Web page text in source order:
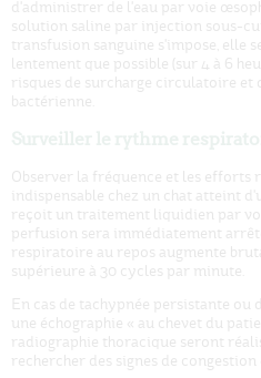
d'administrer de l'eau par voie
solution saline par injection sous-
transfusion sanguine s'impose, elle
lentement que possible (sur 4 à 6
risques de surcharge circulatoire et
bactérienne.
Observer la fréquence et les efforts
indispensable chez un chat atteint
reçoit un traitement liquidien par
perfusion sera immédiatement
respiratoire au repos augmente
supérieure à 30 cycles par minute.
En cas de tachypnée persistante ou
une échographie « au chevet du
radiographie thoracique seront
rechercher des signes de